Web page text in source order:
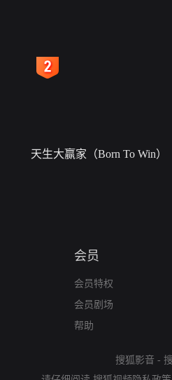
天生大赢家（Born To Win）
会员
会员特权
会员剧场
帮助
搜狐影音 -